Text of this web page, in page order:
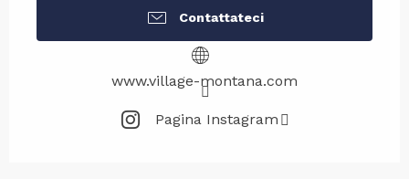
Contattateci
www.village-montana.com
Pagina Instagram